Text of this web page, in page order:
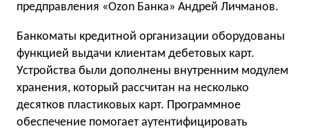
предправления «Ozon Банка» Андрей Личманов.
Банкоматы кредитной организации оборудованы
функцией выдачи клиентам дебетовых карт.
Устройства были дополнены внутренним модулем
хранения, который рассчитан на несколько
десятков пластиковых карт. Программное
обеспечение помогает аутентифицировать